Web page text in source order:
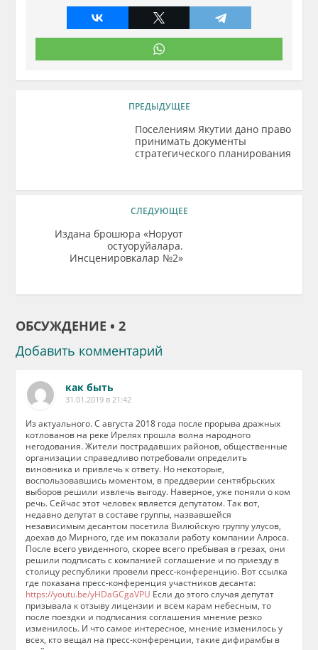
ПРЕДЫДУЩЕЕ
Поселениям Якутии дано право
принимать документы
стратегического планирования
СЛЕДУЮЩЕЕ
Издана брошюра «Норуот
остуоруйалара.
Инсценировкалар №2»
ОБСУЖДЕНИЕ • 2
Добавить комментарий
как быть
31.01.2019 в 21:42
Из актуального. С августа 2018 года после прорыва дражных
котлованов на реке Ирелях прошла волна народного
негодования. Жители пострадавших районов, общественные
организации справедливо потребовали определить
виновника и привлечь к ответу. Но некоторые,
воспользовавшись моментом, в преддверии сентябрьских
выборов решили извлечь выгоду. Наверное, уже поняли о ком
речь. Сейчас этот человек является депутатом. Так вот,
недавно депутат в составе группы, назвавшейся
независимым десантом посетила Вилюйскую группу улусов,
доехав до Мирного, где им показали работу компании Алроса.
После всего увиденного, скорее всего пребывая в грезах, они
решили подписать с компанией соглашение и по приезду в
столицу республики провели пресс-конференцию. Вот ссылка
где показана пресс-конференция участников десанта:
https://youtu.be/yHDaGCgaVPU Если до этого случая депутат
призывала к отзыву лицензии и всем карам небесным, то
после поездки и подписания соглашения мнение резко
изменилось. И что самое интересное, мнение изменилось у
всех, кто вещал на пресс-конференции, такие дифирамбы в